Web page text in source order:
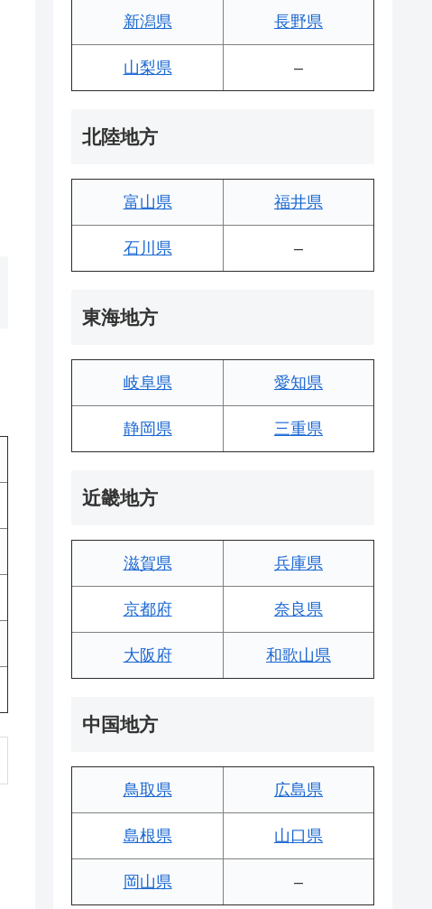
新潟県 長野県
山梨県 –
北陸地方
富山県 福井県
石川県 –
東海地方
岐阜県 愛知県
静岡県 三重県
近畿地方
滋賀県 兵庫県
京都府 奈良県
大阪府 和歌山県
中国地方
鳥取県 広島県
島根県 山口県
岡山県 –